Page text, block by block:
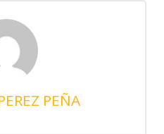
PEÑA